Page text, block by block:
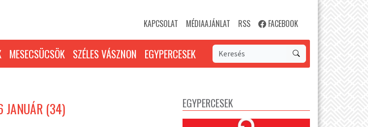
KAPCSOLAT MÉDIAAJÁNLAT RSS FACEBOOK
MESECSÜCSÖK SZÉLES VÁSZNON EGYPERCESEK
JANUÁR (34) EGYPERCESEK